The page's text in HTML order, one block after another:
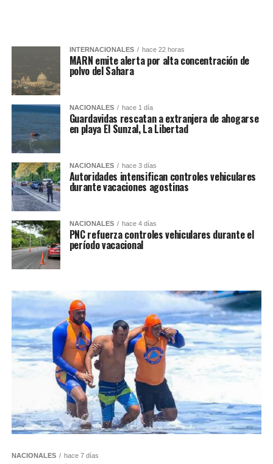
INTERNACIONALES hace 22 horas
MARN emite alerta por alta concentración de
polvo del Sahara
NACIONALES hace 1 día
Guardavidas rescatan a extranjera de ahogarse
en playa El Sunzal, La Libertad
NACIONALES hace 3 días
Autoridades intensifican controles vehiculares
durante vacaciones agostinas
NACIONALES hace 4 días
PNC refuerza controles vehiculares durante el
período vacacional
NACIONALES hace 7 días